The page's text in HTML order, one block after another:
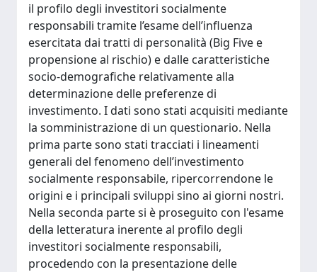
il profilo degli investitori socialmente
responsabili tramite l’esame dell’influenza
esercitata dai tratti di personalità (Big Five e
propensione al rischio) e dalle caratteristiche
socio-demografiche relativamente alla
determinazione delle preferenze di
investimento. I dati sono stati acquisiti mediante
la somministrazione di un questionario. Nella
prima parte sono stati tracciati i lineamenti
generali del fenomeno dell’investimento
socialmente responsabile, ripercorrendone le
origini e i principali sviluppi sino ai giorni nostri.
Nella seconda parte si è proseguito con l'esame
della letteratura inerente al profilo degli
investitori socialmente responsabili,
procedendo con la presentazione delle